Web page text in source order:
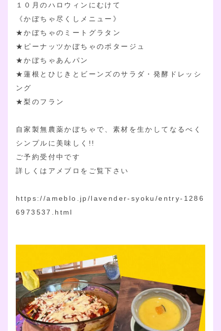
１０月のハロウィンにむけて
《かぼちゃ尽くしメニュー》
★かぼちゃのミートグラタン
★ピーナッツかぼちゃのポタージュ
★かぼちゃあんパン
★蓮根とひじきとビーンズのサラダ・発酵ドレッシ
ング
★梨のフラン
自家製無農薬かぼちゃで、素材を生かしてなるべく
シンプルに美味しく!!
ご予約受付中です
詳しくはアメブロをご覧下さい
https://ameblo.jp/lavender-syoku/entry-1286
6973537.html